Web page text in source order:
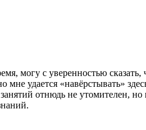
могу с уверенностью
удается «навёрстывать»
отнюдь не утомителен, но